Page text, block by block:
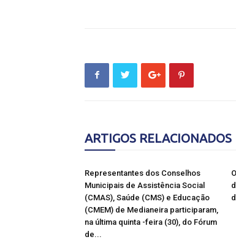
ARTIGOS RELACIONADOS
Representantes dos Conselhos
Municipais de Assistência Social
(CMAS), Saúde (CMS) e Educação
(CMEM) de Medianeira participaram,
na última quinta -feira (30), do Fórum
de...